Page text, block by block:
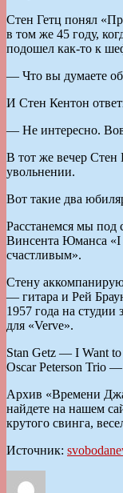
Стен Гетц понял
в том же 45 году,
подошел как-то к
— Что вы думаете об
И Стен Кентон
— Не интересно.
В тот же вечер Стен
увольнении.
Вот такие два
Расстанемся мы под
Винсента Юманса «I
счастливым».
Стену
— гитара и Рей
1957 года на
для «Verve».
Stan Getz — I Want
Oscar Peterson Trio
Архив «Времени
найдете на нашем
крутого свинга,
Источник: